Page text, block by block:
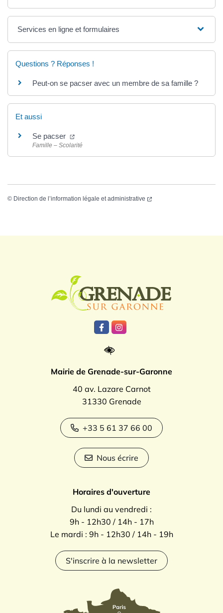
Services en ligne et formulaires
Questions ? Réponses !
Peut-on se pacser avec un membre de sa famille ?
Et aussi
Se pacser
Famille – Scolarité
© Direction de l’information légale et administrative
Lien vers le compte Facebook
Lien vers le compte
Mairie de Grenade-sur-Garonne
40 av. Lazare Carnot
31330 Grenade
+33 5 61 37 66 00
Nous écrire
Horaires d'ouverture
Du lundi au vendredi :
9h - 12h30 / 14h - 17h
Le mardi : 9h - 12h30 / 14h - 19h
S'inscrire à la newsletter